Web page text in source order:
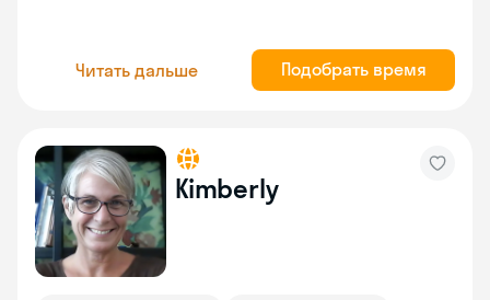
Читать дальше Подобрать время
Kimberly